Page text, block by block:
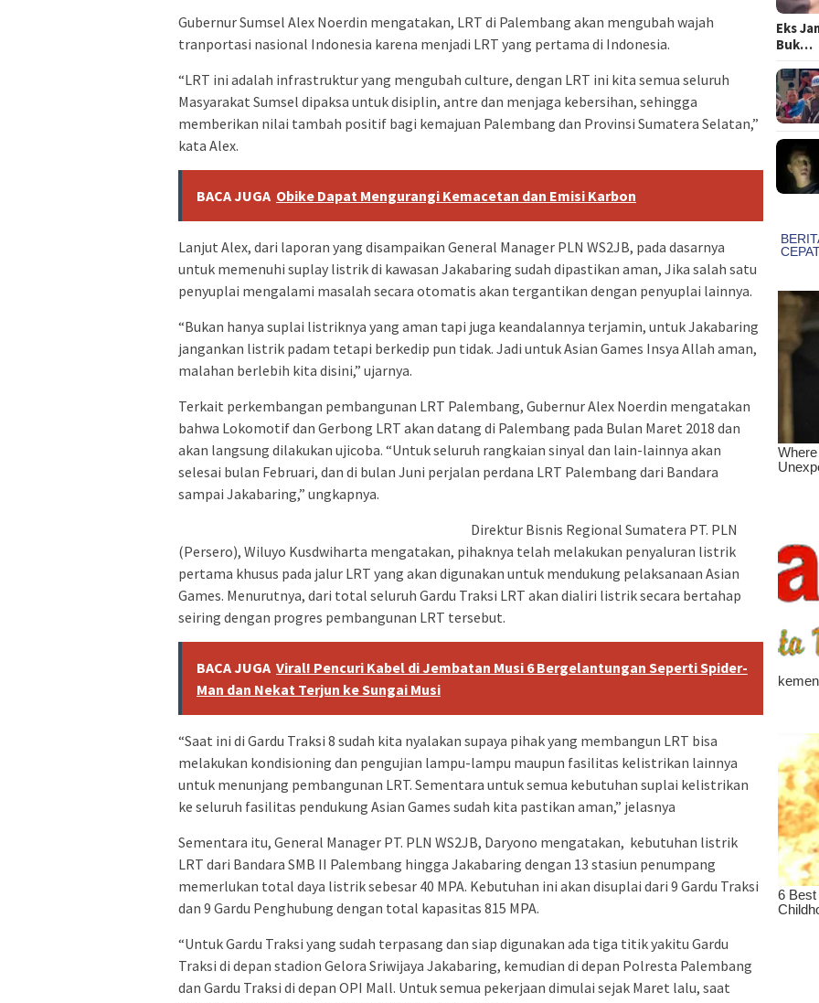
Gubernur Sumsel Alex Noerdin mengatakan, LRT di Palembang akan mengubah wajah
tranportasi nasional Indonesia karena menjadi LRT yang pertama di Indonesia.
“LRT ini adalah infrastruktur yang mengubah culture, dengan LRT ini kita semua seluruh
Masyarakat Sumsel dipaksa untuk disiplin, antre dan menjaga kebersihan, sehingga
memberikan nilai tambah positif bagi kemajuan Palembang dan Provinsi Sumatera Selatan,”
kata Alex.
BACA JUGA Obike Dapat Mengurangi Kemacetan dan Emisi Karbon
Lanjut Alex, dari laporan yang disampaikan General Manager PLN WS2JB, pada dasarnya
untuk memenuhi suplay listrik di kawasan Jakabaring sudah dipastikan aman, Jika salah satu
penyuplai mengalami masalah secara otomatis akan tergantikan dengan penyuplai lainnya.
“Bukan hanya suplai listriknya yang aman tapi juga keandalannya terjamin, untuk Jakabaring
jangankan listrik padam tetapi berkedip pun tidak. Jadi untuk Asian Games Insya Allah aman,
malahan berlebih kita disini,” ujarnya.
Terkait perkembangan pembangunan LRT Palembang, Gubernur Alex Noerdin mengatakan
bahwa Lokomotif dan Gerbong LRT akan datang di Palembang pada Bulan Maret 2018 dan
akan langsung dilakukan ujicoba. “Untuk seluruh rangkaian sinyal dan lain-lainnya akan
selesai bulan Februari, dan di bulan Juni perjalan perdana LRT Palembang dari Bandara
sampai Jakabaring,” ungkapnya.
Direktur Bisnis Regional Sumatera PT. PLN
(Persero), Wiluyo Kusdwiharta mengatakan, pihaknya telah melakukan penyaluran listrik
pertama khusus pada jalur LRT yang akan digunakan untuk mendukung pelaksanaan Asian
Games. Menurutnya, dari total seluruh Gardu Traksi LRT akan dialiri listrik secara bertahap
seiring dengan progres pembangunan LRT tersebut.
BACA JUGA Viral! Pencuri Kabel di Jembatan Musi 6 Bergelantungan Seperti Spider-
Man dan Nekat Terjun ke Sungai Musi
“Saat ini di Gardu Traksi 8 sudah kita nyalakan supaya pihak yang membangun LRT bisa
melakukan kondisioning dan pengujian lampu-lampu maupun fasilitas kelistrikan lainnya
untuk menunjang pembangunan LRT. Sementara untuk semua kebutuhan suplai kelistrikan
ke seluruh fasilitas pendukung Asian Games sudah kita pastikan aman,” jelasnya
Sementara itu, General Manager PT. PLN WS2JB, Daryono mengatakan, kebutuhan listrik
LRT dari Bandara SMB II Palembang hingga Jakabaring dengan 13 stasiun penumpang
memerlukan total daya listrik sebesar 40 MPA. Kebutuhan ini akan disuplai dari 9 Gardu Traksi
dan 9 Gardu Penghubung dengan total kapasitas 815 MPA.
“Untuk Gardu Traksi yang sudah terpasang dan siap digunakan ada tiga titik yakitu Gardu
Traksi di depan stadion Gelora Sriwijaya Jakabaring, kemudian di depan Polresta Palembang
dan Gardu Traksi di depan OPI Mall. Untuk semua pekerjaan dimulai sejak Maret lalu, saat
Eks
Buk…